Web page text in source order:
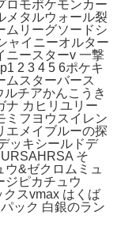
ロモポケモンカー
メタルウォール裂
ムリーグソードシ
ャイニーオルター
ニースターv 一撃
2 3 4 5 6ポケキ
ムスターバース
チアかんこうき
ナ カヒリユリー
ミフヨウスイレン
エメイブルーの探
ッキシールドデ
そ
&ゼクロムミュ
ジピカチュウ
スvmax はくば
ック 白銀のラン